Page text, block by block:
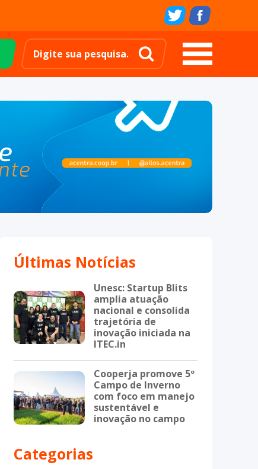
Últimas Notícias
Unesc: Startup Blits
amplia atuação
nacional e consolida
trajetória de
inovação iniciada na
ITEC.in
Cooperja promove 5º
Campo de Inverno
com foco em manejo
sustentável e
inovação no campo
Categorias